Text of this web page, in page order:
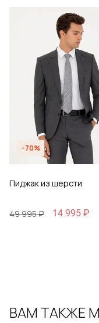
-70%
Пиджак из шерсти
49 995 ₽ 14 995 ₽
ВАМ ТАКЖЕ